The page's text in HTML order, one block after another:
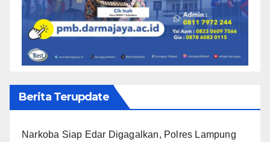
Berita Terupdate
Narkoba Siap Edar Digagalkan, Polres Lampung